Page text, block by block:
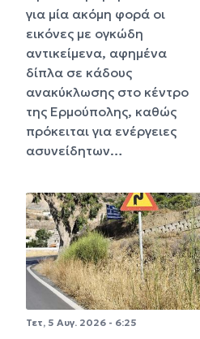
για μία ακόμη φορά οι
εικόνες με ογκώδη
αντικείμενα, αφημένα
δίπλα σε κάδους
ανακύκλωσης στο κέντρο
της Ερμούπολης, καθώς
πρόκειται για ενέργειες
ασυνείδητων…
Τετ, 5 Αυγ. 2026 - 6:25